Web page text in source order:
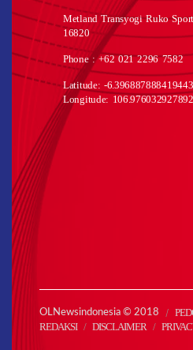
Metland Transyogi Ruko
16820
Phone : +62 021 2296 7582
Latitude: -6.396887888419443
Longitude: 106.976032927892
OLNewsindonesia © 2018
REDAKSI
DISCLAIMER